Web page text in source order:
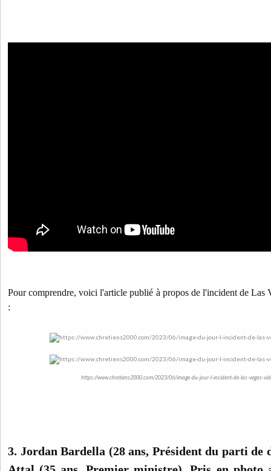
Pour comprendre, voici l'article publié à propos de l'incident de Las
:
https://www.chretiens2000.com/2023/06/image-du-jour-l-incident-de-las-vegas-
3. Jordan Bardella (28 ans, Président du parti de